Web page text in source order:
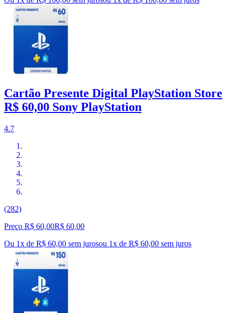
Cartão Presente Digital PlayStation Store
R$ 60,00 Sony PlayStation
4.7
(282)
Preço R$ 60,00R$ 60,00
Ou 1x de R$ 60,00 sem jurosou 1x de R$ 60,00 sem juros